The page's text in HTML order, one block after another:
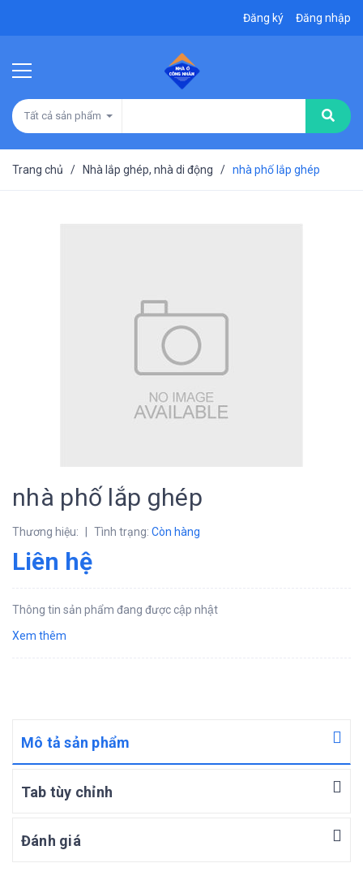
Đăng ký Đăng nhập
Tất cả sản phẩm
Trang chủ / Nhà lắp ghép, nhà di động / nhà phố lắp ghép
nhà phố lắp ghép
Thương hiệu: Tình trạng: Còn hàng
Liên hệ
Thông tin sản phẩm đang được cập nhật
Xem thêm
Mô tả sản phẩm
Tab tùy chỉnh
Đánh giá